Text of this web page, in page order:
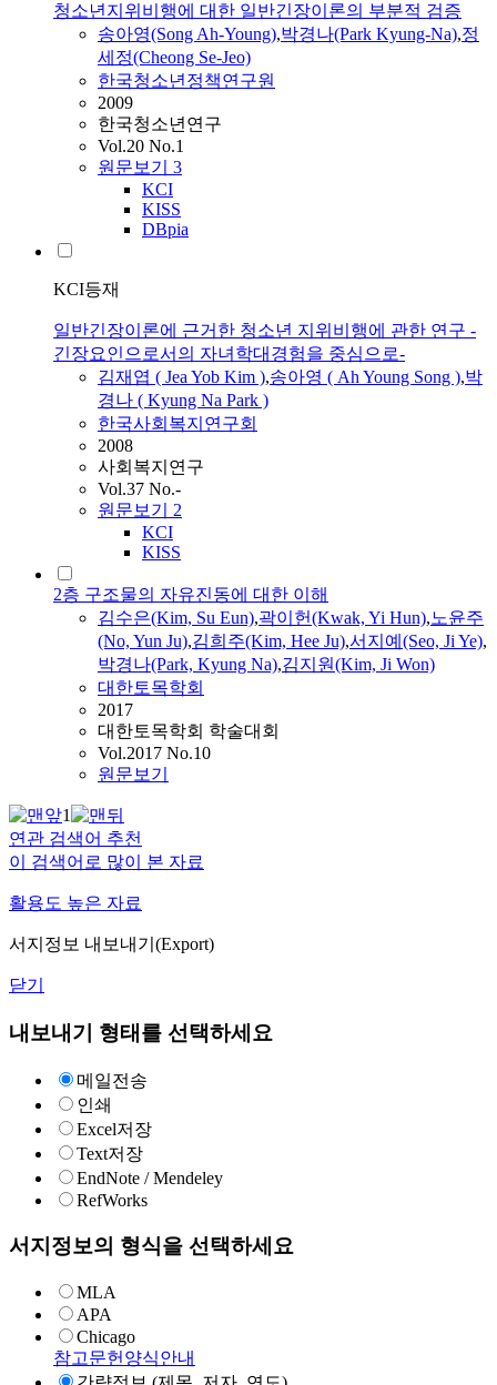
청소년지위비행에 대한 일반긴장이론의 부분적 검증
송아영(Song Ah-Young),박경나(Park Kyung-Na),정
세정(Cheong Se-Jeo)
한국청소년정책연구원
2009
한국청소년연구
Vol.20 No.1
원문보기 3
KCI
KISS
DBpia
KCI등재
일반긴장이론에 근거한 청소년 지위비행에 관한 연구 -
긴장요인으로서의 자녀학대경험을 중심으로-
김재엽 ( Jea Yob Kim ),송아영 ( Ah Young Song ),박
경나 ( Kyung Na Park )
한국사회복지연구회
2008
사회복지연구
Vol.37 No.-
원문보기 2
KCI
KISS
2층 구조물의 자유진동에 대한 이해
김수은(Kim, Su Eun),곽이헌(Kwak, Yi Hun),노윤주
(No, Yun Ju),김희주(Kim, Hee Ju),서지예(Seo, Ji Ye),
박경나(Park, Kyung Na),김지원(Kim, Ji Won)
대한토목학회
2017
대한토목학회 학술대회
Vol.2017 No.10
원문보기
1
연관 검색어 추천
이 검색어로 많이 본 자료
활용도 높은 자료
서지정보 내보내기(Export)
닫기
내보내기 형태를 선택하세요
메일전송
인쇄
Excel저장
Text저장
EndNote / Mendeley
RefWorks
서지정보의 형식을 선택하세요
MLA
APA
Chicago
참고문헌양식안내